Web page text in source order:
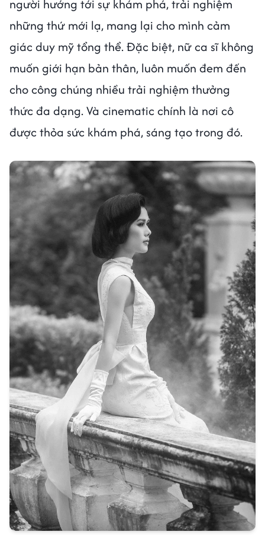
người hướng tới sự khám phá, trải nghiệm
những thứ mới lạ, mang lại cho mình cảm
giác duy mỹ tổng thể. Đặc biệt, nữ ca sĩ không
muốn giới hạn bản thân, luôn muốn đem đến
cho công chúng nhiều trải nghiệm thưởng
thức đa dạng. Và cinematic chính là nơi cô
được thỏa sức khám phá, sáng tạo trong đó.